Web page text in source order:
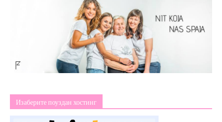
Изаберите поуздан хостинг